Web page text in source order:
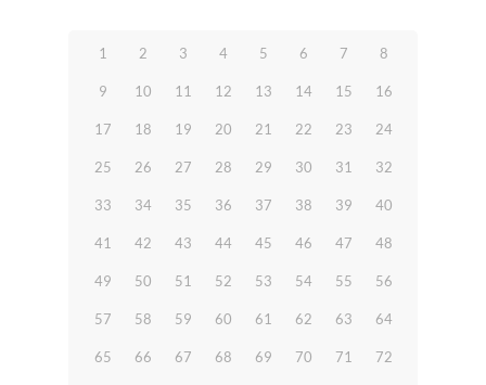
1 2 3 4 5 6 7 8
9 10 11 12 13 14 15 16
17 18 19 20 21 22 23 24
25 26 27 28 29 30 31 32
33 34 35 36 37 38 39 40
41 42 43 44 45 46 47 48
49 50 51 52 53 54 55 56
57 58 59 60 61 62 63 64
65 66 67 68 69 70 71 72